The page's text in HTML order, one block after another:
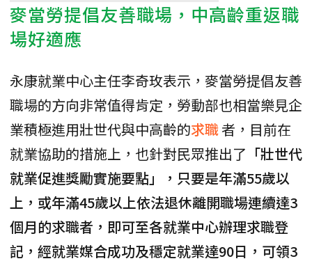
麥當勞提倡友善職場，中高齡重返職
場好適應
永康就業中心主任李奇玫表示，麥當勞提倡友善
職場的方向非常值得肯定，勞動部也相當樂見企
業積極進用壯世代與中高齡的求職者，目前在
就業協助的措施上，也針對民眾推出了 「壯世代
就業促進獎勵實施要點」，只要是年滿55歲以
上，或年滿45歲以上依法退休離開職場連續達3
個月的求職者，即可至各就業中心辦理求職登
記，經就業媒合成功及穩定就業達90日，可領3